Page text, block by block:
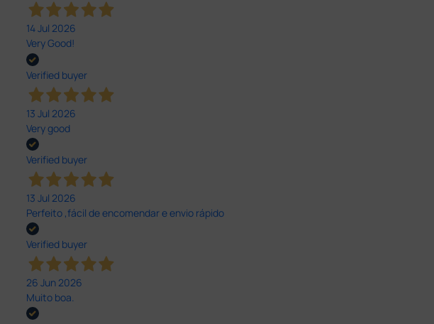
14 Jul 2026
Very Good!
Verified buyer
13 Jul 2026
Very good
Verified buyer
13 Jul 2026
Perfeito ,fácil de encomendar e envio rápido
Verified buyer
26 Jun 2026
Muito boa.